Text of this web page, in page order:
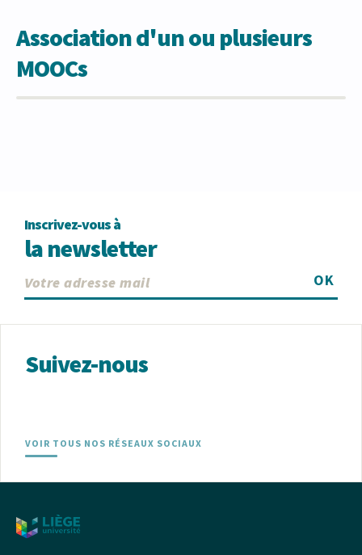
Association d'un ou plusieurs
MOOCs
Inscrivez-vous à
la newsletter
OK
Suivez-nous
VOIR TOUS NOS RÉSEAUX SOCIAUX